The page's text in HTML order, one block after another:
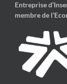
Entreprise
membre de